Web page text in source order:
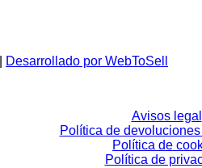
Desarrollado por WebToSell
Avisos legal
Política de
Política de
Política de